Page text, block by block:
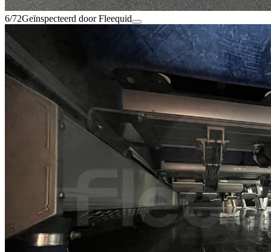
6/72Geïnspecteerd door Fleequid